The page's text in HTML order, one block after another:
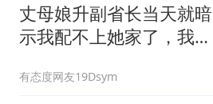
丈母娘升副省长当天就暗
示我配不上她家了，我当
拨通了一个电话
有态度网友19Dsym